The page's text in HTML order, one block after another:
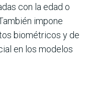
con la edad o
impone
biométricos y de
en los modelos